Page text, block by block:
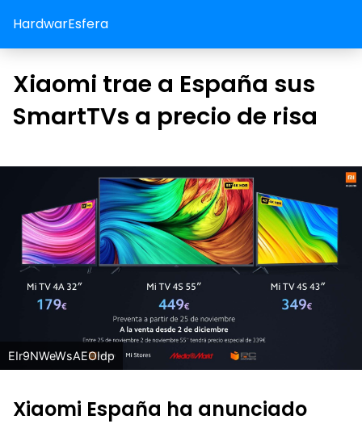
HardwarEsfera
Xiaomi trae a España sus
SmartTVs a precio de risa
EIr9NWeWsAEOIdp
Xiaomi España ha anunciado